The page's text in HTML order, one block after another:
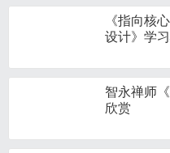
《指向核
设计》学
智永禅师
欣赏